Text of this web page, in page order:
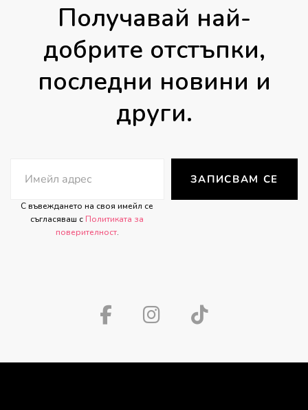
Получавай най-
добрите отстъпки,
последни новини и
други.
С въвеждането на своя имейл се
съгласяваш с Политиката за
поверителност.
ЗАПИСВАМ СЕ